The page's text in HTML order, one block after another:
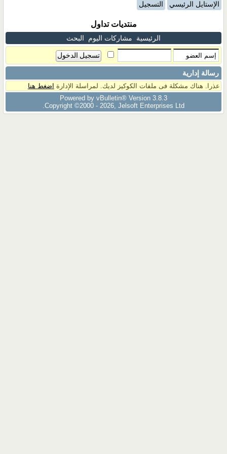
الإستايل الرئيسي التسجيل
منتديات تداول
الرئيسية مشاركات اليوم البحث
رسالة إدارية
عذرا. هناك مشكلة فى ملفات الكوكيز لديك. لمراسلة الإدارة اضغط هنا
Powered by vBulletin® Version 3.8.3
Copyright ©2000 - 2026, Jelsoft Enterprises Ltd.